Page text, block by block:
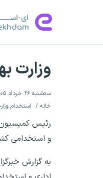
وزارت
سه‌شنبه ۲۶ خرداد ۱۴۰۵
خانه
استخدام
رئیس
و استخدامی
به گزارش